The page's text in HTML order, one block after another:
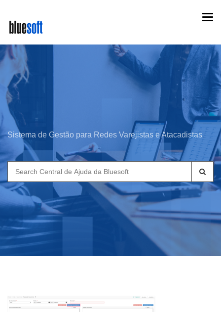
main
content
Sistema de Gestão para Redes Varejistas e Atacadistas
Search
for: